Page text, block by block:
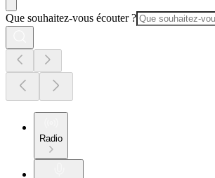
Que souhaitez-vous écouter ?
Radio